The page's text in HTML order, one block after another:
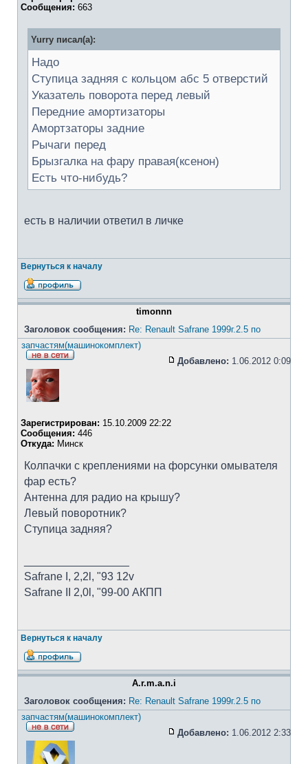
Сообщения: 663
Yurry писал(а):
Надо
Ступица задняя с кольцом абс 5 отверстий
Указатель поворота перед левый
Передние амортизаторы
Амортзаторы задние
Рычаги перед
Брызгалка на фару правая(ксенон)
Есть что-нибудь?
есть в наличии ответил в личке
Вернуться к началу
timonnn
Заголовок сообщения: Re: Renault Safrane 1999г.2.5 по
запчастям(машинокомплект)
Добавлено: 1.06.2012 0:09
Зарегистрирован: 15.10.2009 22:22
Сообщения: 446
Откуда: Минск
Колпачки с креплениями на форсунки омывателя
фар есть?
Антенна для радио на крышу?
Левый поворотник?
Ступица задняя?
Safrane I, 2,2l, "93 12v
Safrane II 2,0l, "99-00 АКПП
Вернуться к началу
A.r.m.a.n.i
Заголовок сообщения: Re: Renault Safrane 1999г.2.5 по
запчастям(машинокомплект)
Добавлено: 1.06.2012 2:33